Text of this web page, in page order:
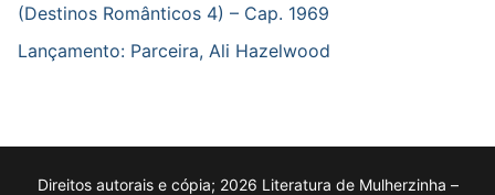
(Destinos Românticos 4) – Cap. 1969
Lançamento: Parceira, Ali Hazelwood
Direitos autorais e cópia; 2026 Literatura de Mulherzinha –